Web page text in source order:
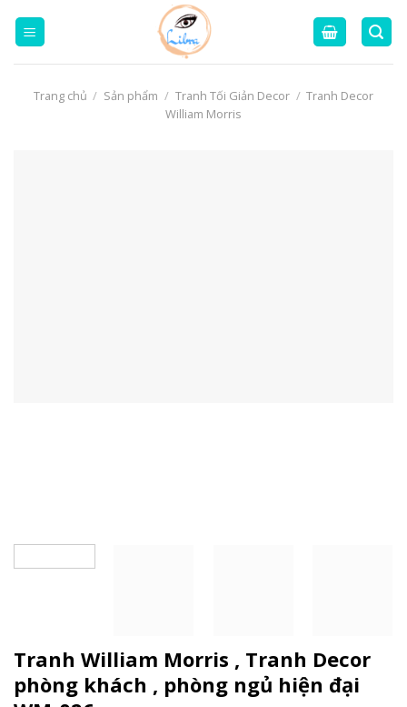
Trang chủ / Sản phẩm / Tranh Tối Giản Decor / Tranh Decor
William Morris
Tranh William Morris , Tranh Decor
phòng khách , phòng ngủ hiện đại